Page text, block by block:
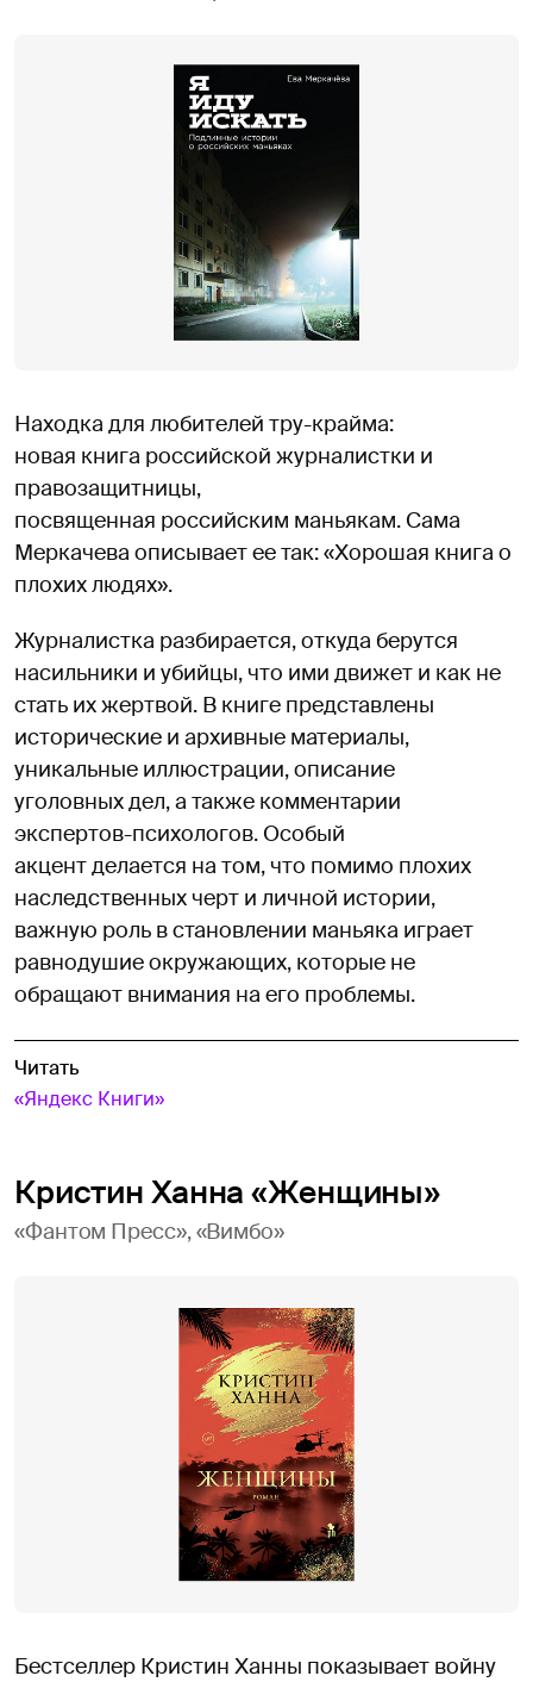
Находка для любителей тру-крайма:
новая книга российской журналистки и
правозащитницы,
посвященная российским маньякам. Сама
Меркачева описывает ее так: «Хорошая книга о
плохих людях».
Журналистка разбирается, откуда берутся
насильники и убийцы, что ими движет и как не
стать их жертвой. В книге представлены
исторические и архивные материалы,
уникальные иллюстрации, описание
уголовных дел, а также комментарии
экспертов-психологов. Особый
акцент делается на том, что помимо плохих
наследственных черт и личной истории,
важную роль в становлении маньяка играет
равнодушие окружающих, которые не
обращают внимания на его проблемы.
Читать
«Яндекс Книги»
Кристин Ханна «Женщины»
«Фантом Пресс», «Вимбо»
Бестселлер Кристин Ханны показывает войну